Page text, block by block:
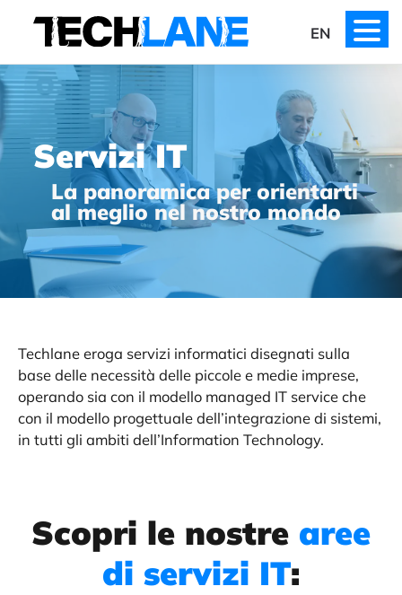
content
EN
Servizi IT
La panoramica per orientarti
al meglio nel nostro mondo
Techlane eroga servizi informatici disegnati sulla
base delle necessità delle piccole e medie imprese,
operando sia con il modello managed IT service che
con il modello progettuale dell’integrazione di sistemi,
in tutti gli ambiti dell’Information Technology.
Scopri le nostre aree
di servizi IT: